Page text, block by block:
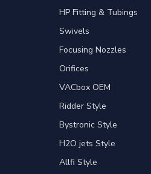
HP Fitting & Tubings
Swivels
Focusing Nozzles
Orifices
VACbox OEM
Ridder Style
Bystronic Style
H2O jets Style
Allfi Style